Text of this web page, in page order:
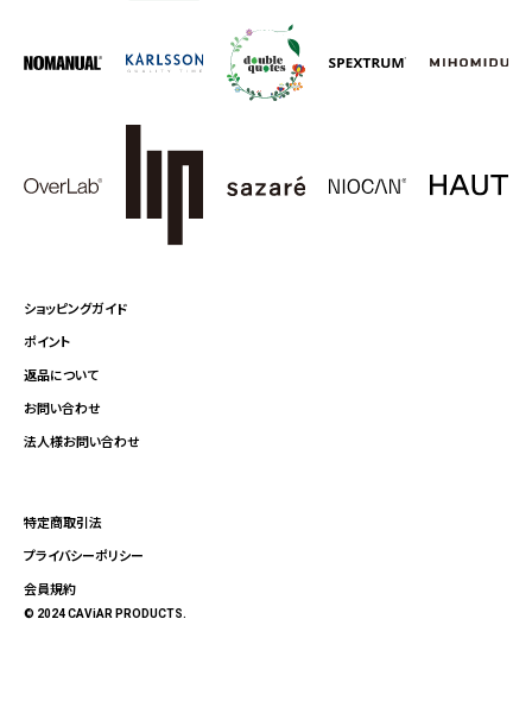
ショッピングガイド
ポイント
返品について
お問い合わせ
法人様お問い合わせ
特定商取引法
プライバシーポリシー
会員規約
© 2024 CAViAR PRODUCTS.